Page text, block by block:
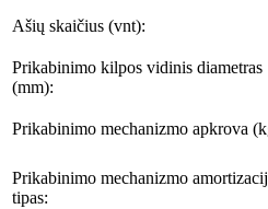
Ašių skaičius (vnt):
Prikabinimo kilpos vidinis diametras
(mm):
Prikabinimo mechanizmo apkrova
Prikabinimo mechanizmo
tipas: